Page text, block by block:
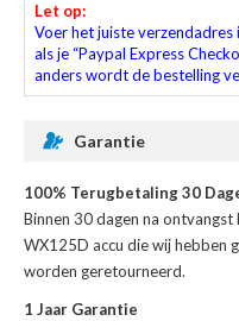
Let op:
Voer het juiste verzendadres
als je “Paypal Express
anders wordt de bestelling
Garantie
100% Terugbetaling 30
Binnen 30 dagen na ontvangst
WX125D accu die wij hebben
worden geretourneerd.
1 Jaar Garantie